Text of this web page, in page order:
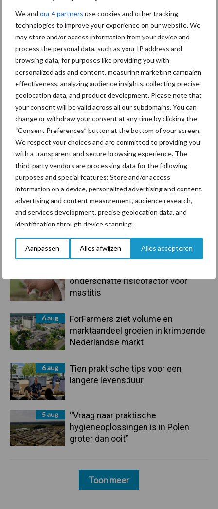
We and our 4 partners use cookies and other tracking
technologies to improve your experience on our website. We
may store and/or access information from your device and
process the personal data, such as your IP address and
browsing data, for purposes like providing you with
personalized ads and content, measuring marketing campaign
effectiveness, analyzing audience insights, collecting precise
geolocation data, and product development. Please note that
your consent will be valid across all our subdomains. You can
change or withdraw your consent at any time by clicking the
“Consent Preferences” button at the bottom of your screen.
We respect your choices and are committed to providing you
with a transparent and secure browsing experience. The
third-party vendors are processing data for the following
purposes and special features: Store and/or access
information on a device, personalized advertising and content,
advertising and content measurement, audience research,
and services development, precise geolocation data, and
identification through device scanning.
Aanpassen Alles afwijzen Alles accepteren
Primaire
Sidebar
Recent nieuws Partner nieuws
Grondstoffenmarkt blijft grillig:
onderschatte risicofactor voor
mastitis
6 aug
ForFarmers ziet volume en
marktaandeel groeien in krimpende
Nederlandse markt
6 aug
Tien praktische tips voor een
langere levensduur
5 aug
“Vraag naar praktische
hygieneoplossingen is in Polen
groter dan ooit”
Toon meer
Diergezondheid Bemesting Fokkerij
Beregening Bijproducten
Toon meer